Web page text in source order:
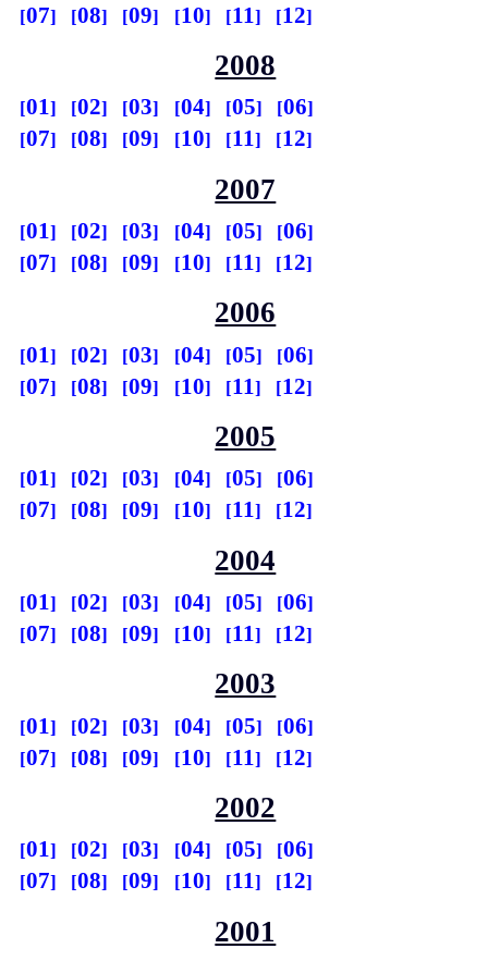
07
08 09 10 11 12
2008
01 02 03 04 05
06
07
08 09 10 11 12
2007
01 02 03 04 05
06
07
08 09 10 11 12
2006
01 02 03 04 05
06
07
08 09 10 11 12
2005
01 02 03 04 05
06
07
08 09 10 11 12
2004
01 02 03 04 05
06
07
08 09 10 11 12
2003
01 02 03 04 05
06
07
08 09 10 11 12
2002
01 02 03 04 05
06
07
08 09 10 11 12
2001